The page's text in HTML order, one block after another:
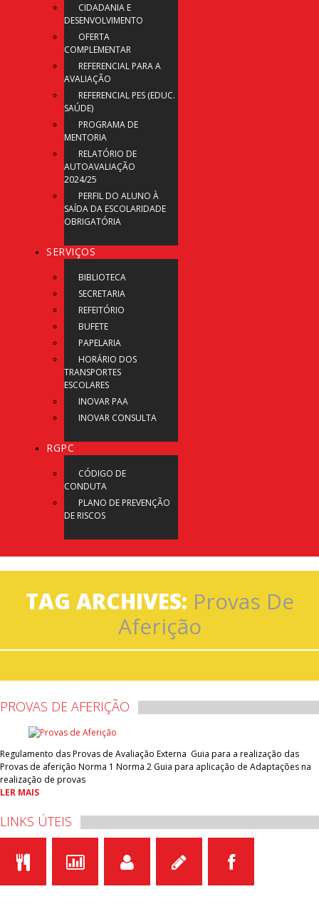
CIDADANIA E
DESENVOLVIMENTO
OFERTA
COMPLEMENTAR
REFERENCIAL PARA A
AVALIAÇÃO
REFERENCIAL PES (EDUC.
SAÚDE)
PROGRAMA DE
MENTORIA
RELATÓRIO DE
AUTOAVALIAÇÃO
2024/25
PERFIL DO ALUNO À
SAÍDA DA ESCOLARIDADE
OBRIGATÓRIA
SERVIÇOS
BIBLIOTECA
SECRETARIA
REFEITÓRIO
BUFETE
PAPELARIA
HORÁRIO DOS
TRANSPORTES
ESCOLARES
INOVAR PAA
INOVAR CONSULTA
RGPC
CÓDIGO DE
CONDUTA
PLANO DE PREVENÇÃO
DE RISCOS
TAG ARCHIVES: Provas De
Aferição
PROVAS DE AFERIÇÃO
Regulamento das Provas de Avaliação Externa Guia para a realização das
Provas de aferição Norma 1 Norma 2 Guia para aplicação de Adaptações na
realização de provas
LER MAIS
LINKS ÚTEIS